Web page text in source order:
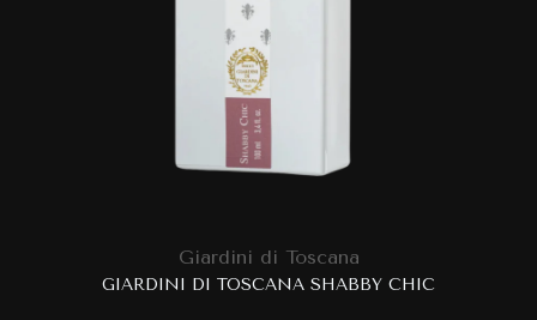
Giardini di Toscana
GIARDINI DI TOSCANA SHABBY CHIC